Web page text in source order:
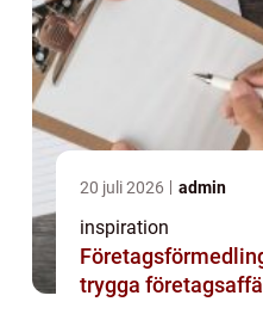
20 juli 2026 admin
inspiration
Företagsförmedling luleå
trygga